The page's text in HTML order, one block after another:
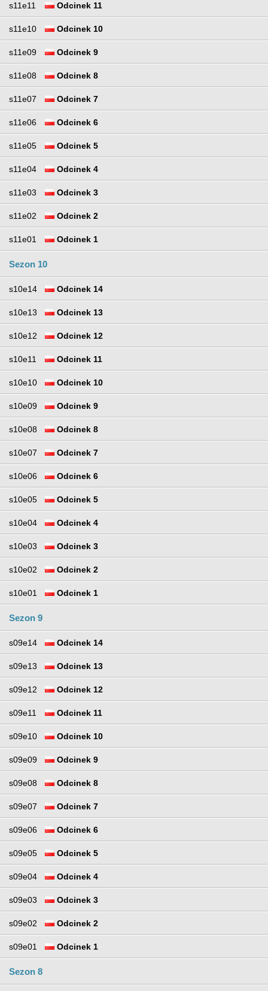
s11e11 Odcinek 11
s11e10 Odcinek 10
s11e09 Odcinek 9
s11e08 Odcinek 8
s11e07 Odcinek 7
s11e06 Odcinek 6
s11e05 Odcinek 5
s11e04 Odcinek 4
s11e03 Odcinek 3
s11e02 Odcinek 2
s11e01 Odcinek 1
Sezon 10
s10e14 Odcinek 14
s10e13 Odcinek 13
s10e12 Odcinek 12
s10e11 Odcinek 11
s10e10 Odcinek 10
s10e09 Odcinek 9
s10e08 Odcinek 8
s10e07 Odcinek 7
s10e06 Odcinek 6
s10e05 Odcinek 5
s10e04 Odcinek 4
s10e03 Odcinek 3
s10e02 Odcinek 2
s10e01 Odcinek 1
Sezon 9
s09e14 Odcinek 14
s09e13 Odcinek 13
s09e12 Odcinek 12
s09e11 Odcinek 11
s09e10 Odcinek 10
s09e09 Odcinek 9
s09e08 Odcinek 8
s09e07 Odcinek 7
s09e06 Odcinek 6
s09e05 Odcinek 5
s09e04 Odcinek 4
s09e03 Odcinek 3
s09e02 Odcinek 2
s09e01 Odcinek 1
Sezon 8